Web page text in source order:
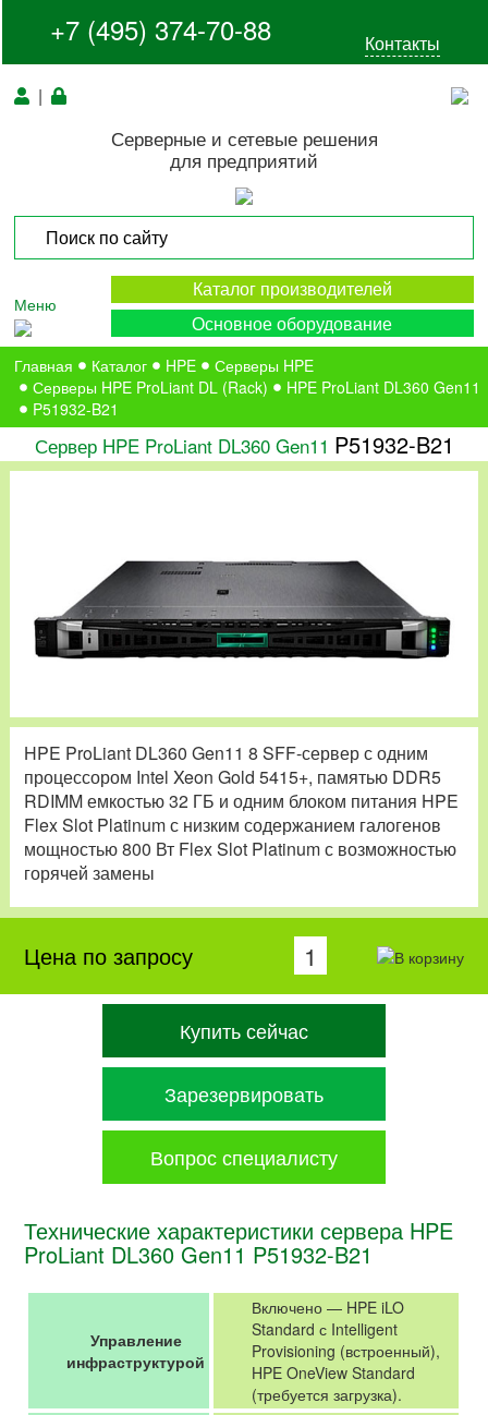
+7 (495) 374-70-88 Контакты
|
Серверные и сетевые решения
для предприятий
Меню
Каталог производителей
Основное оборудование
Главная Каталог HPE
Серверы HPE
Серверы HPE ProLiant DL (Rack)
HPE ProLiant DL360 Gen11
P51932-B21
Сервер HPE ProLiant DL360 Gen11 P51932-B21
HPE ProLiant DL360 Gen11 8 SFF-сервер с одним
процессором Intel Xeon Gold 5415+, памятью DDR5
RDIMM емкостью 32 ГБ и одним блоком питания HPE
Flex Slot Platinum с низким содержанием галогенов
мощностью 800 Вт Flex Slot Platinum с возможностью
горячей замены
Цена по запросу
Купить сейчас
Зарезервировать
Вопрос специалисту
Технические характеристики сервера HPE
ProLiant DL360 Gen11 P51932-B21
Управление
инфраструктурой
Включено — HPE iLO
Standard с Intelligent
Provisioning (встроенный),
HPE OneView Standard
(требуется загрузка).